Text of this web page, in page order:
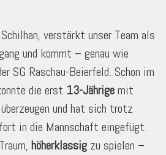
Schilhan, verstärkt unser Team als
und kommt – genau wie
SG Raschau-Beierfeld. Schon im
die erst 13-Jährigemit
und hat sich trotz
in die Mannschaft eingefügt.
höherklassig zu spielen –